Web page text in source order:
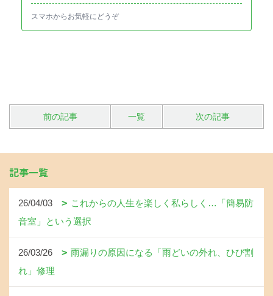
スマホからお気軽にどうぞ
前の記事 一覧 次の記事
記事一覧
26/04/03
これからの人生を楽しく私らしく…「簡易防
音室」という選択
26/03/26
雨漏りの原因になる「雨どいの外れ、ひび割
れ」修理